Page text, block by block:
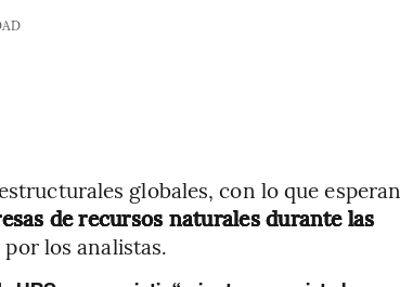
globales, con lo que esperan
de recursos naturales durante las
los analistas.